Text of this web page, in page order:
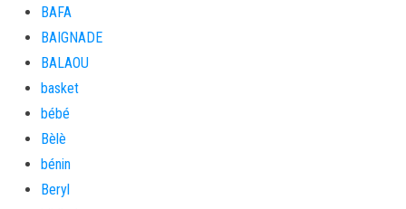
BAFA
BAIGNADE
BALAOU
basket
bébé
Bèlè
bénin
Beryl